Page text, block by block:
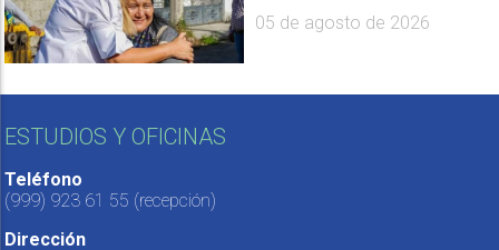
05 de agosto de 2026
ESTUDIOS Y OFICINAS
Teléfono
(999) 923 61 55 (recepción)
Dirección